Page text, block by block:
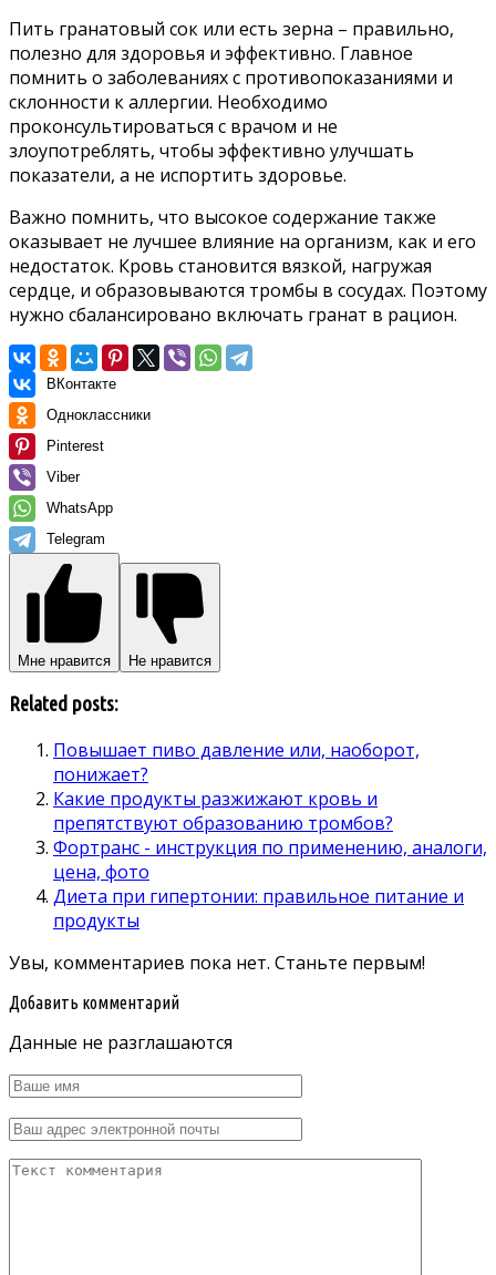
Пить гранатовый сок или есть зерна – правильно,
полезно для здоровья и эффективно. Главное
помнить о заболеваниях с противопоказаниями и
склонности к аллергии. Необходимо
проконсультироваться с врачом и не
злоупотреблять, чтобы эффективно улучшать
показатели, а не испортить здоровье.
Важно помнить, что высокое содержание также
оказывает не лучшее влияние на организм, как и его
недостаток. Кровь становится вязкой, нагружая
сердце, и образовываются тромбы в сосудах. Поэтому
нужно сбалансировано включать гранат в рацион.
ВКонтакте
Одноклассники
Pinterest
Viber
WhatsApp
Telegram
Мне нравится Не нравится
Related posts:
Повышает пиво давление или, наоборот,
понижает?
Какие продукты разжижают кровь и
препятствуют образованию тромбов?
Фортранс - инструкция по применению, аналоги,
цена, фото
Диета при гипертонии: правильное питание и
продукты
Увы, комментариев пока нет. Станьте первым!
Добавить комментарий
Данные не разглашаются